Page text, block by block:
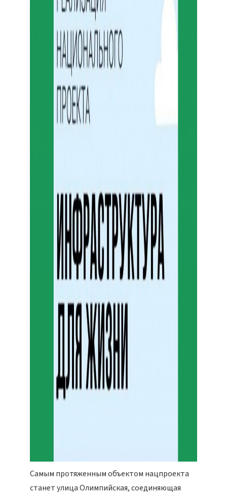
Самым протяженным объектом нацпроекта
станет улица Олимпийская, соединяющая